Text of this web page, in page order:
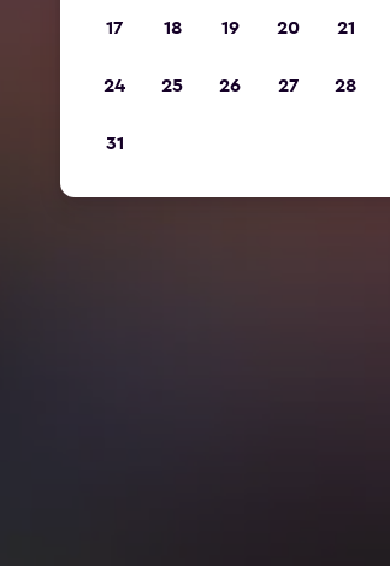
17 18 19 20 21
24 25 26 27 28
31